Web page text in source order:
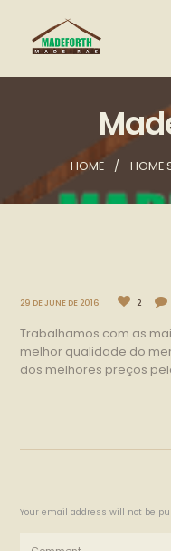
HOME HOME
29 DE JUNE DE 2016 2
Trabalhamos com as
melhor qualidade do
dos melhores preços
Your email address will not be